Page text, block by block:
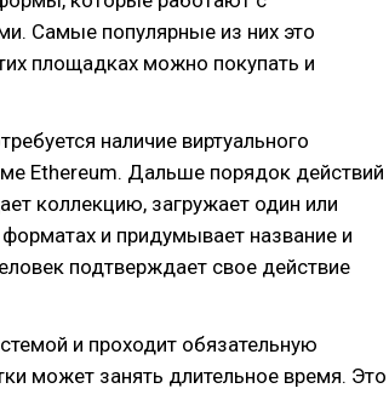
Самые популярные из них это
площадках можно покупать и
наличие виртуального
Ethereum. Дальше порядок действий
коллекцию, загружает один или
и придумывает название и
подтверждает свое действие
и проходит обязательную
может занять длительное время. Это